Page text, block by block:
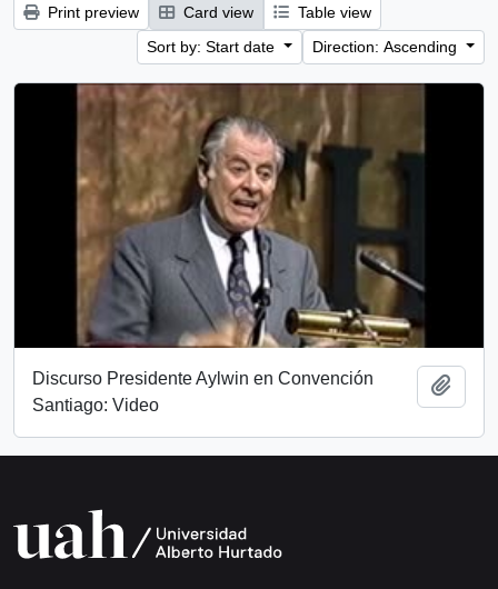
Print preview Card view
Table view
Sort by: Start date
Direction: Ascending
Discurso Presidente Aylwin en Convención
Santiago: Video